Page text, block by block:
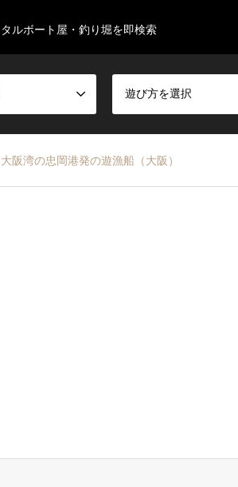
ルボート屋・釣り堀を即検索
遊び方を選択
阪湾の忠岡港発の遊漁船（大阪）